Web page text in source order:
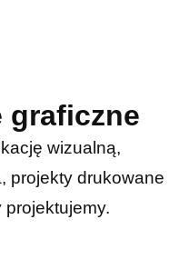
graficzne
wizualną,
projekty drukowane